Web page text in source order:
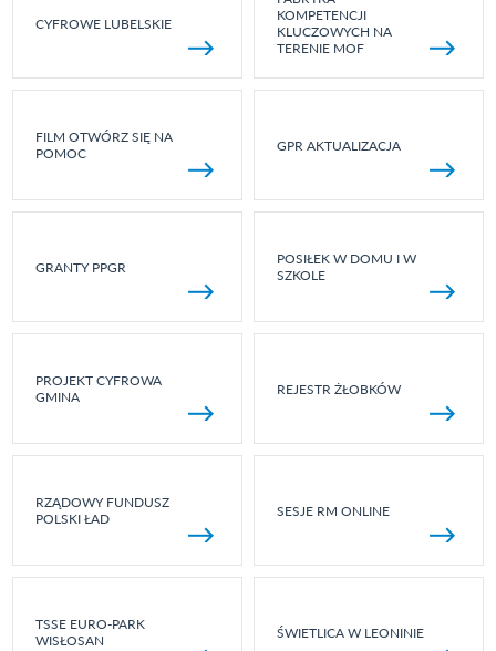
CYFROWE LUBELSKIE
KOMPETENCJI
KLUCZOWYCH NA
TERENIE MOF
FILM OTWÓRZ SIĘ NA
POMOC
GPR AKTUALIZACJA
GRANTY PPGR
POSIŁEK W DOMU I W
SZKOLE
PROJEKT CYFROWA
GMINA
REJESTR ŻŁOBKÓW
RZĄDOWY FUNDUSZ
POLSKI ŁAD
SESJE RM ONLINE
TSSE EURO-PARK
WISŁOSAN
ŚWIETLICA W LEONINIE